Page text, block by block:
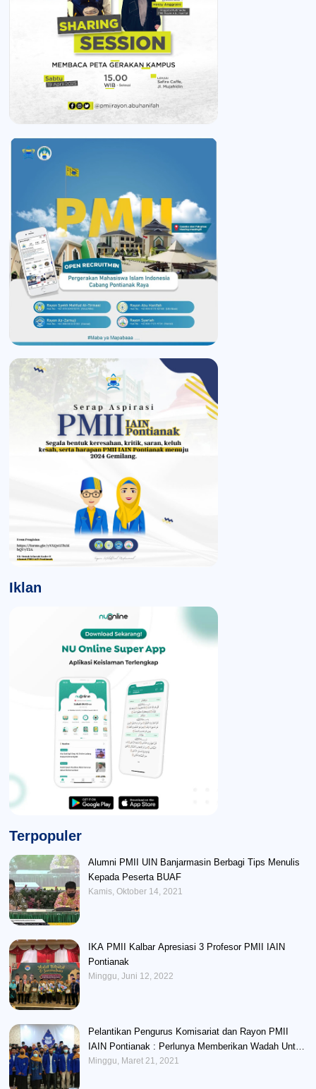
Iklan
Terpopuler
Alumni PMII UIN Banjarmasin Berbagi Tips Menulis
Kepada Peserta BUAF
Kamis, Oktober 14, 2021
IKA PMII Kalbar Apresiasi 3 Profesor PMII IAIN
Pontianak
Minggu, Juni 12, 2022
Pelantikan Pengurus Komisariat dan Rayon PMII
IAIN Pontianak : Perlunya Memberikan Wadah Untuk
Mengembangkan Potensi Kader
Minggu, Maret 21, 2021